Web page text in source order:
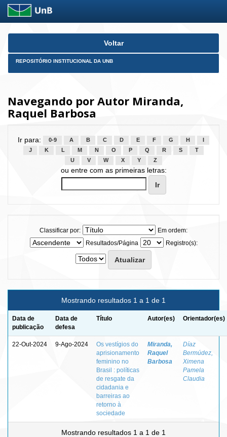
Skip
Voltar
REPOSITÓRIO INSTITUCIONAL DA UNB
Navegando por Autor Miranda,
Raquel Barbosa
Ir para: 0-9 A B C D E F G H
J
K L M N O P Q R S
T
U
V W X Y Z
ou entre com as primeiras letras:
Classificar por:
Em ordem:
Resultados/Página
Registro(s):
Mostrando resultados 1 a 1 de 1
Data de
publicação
Data de
defesa
Título Autor(es) Orientador(es)
22-Out-2024 9-Ago-2024
Os vestígios do
aprisionamento
feminino no
Brasil : políticas
de resgate da
cidadania e
barreiras ao
retorno à
sociedade
Miranda,
Raquel
Barbosa
Díaz
Bermúdez,
Ximena
Pamela
Claudia
Mostrando resultados 1 a 1 de 1